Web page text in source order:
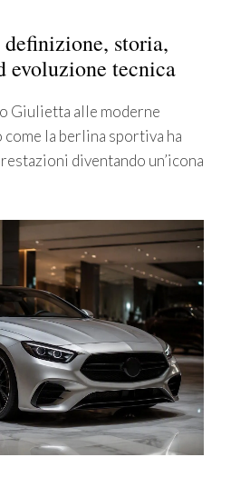
storia,
evoluzione tecnica
Giulietta alle moderne
la berlina sportiva ha
diventando un’icona